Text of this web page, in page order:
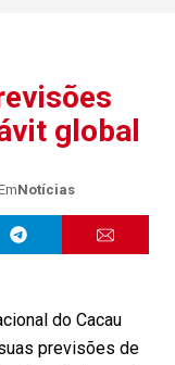
global
Notícias
do Cacau
previsões de